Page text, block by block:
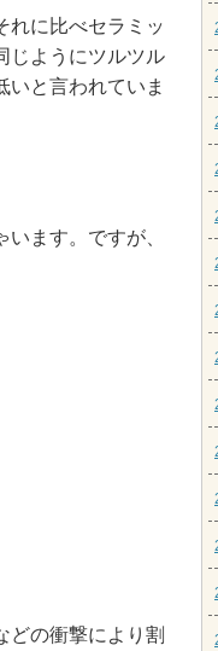
れに比べセラミッ
じようにツルツル
いと言われていま
ます。ですが、
どの衝撃により割